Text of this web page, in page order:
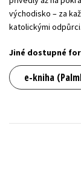
východisko – za
katolickými odpůrci.
Jiné dostupné
e-kniha